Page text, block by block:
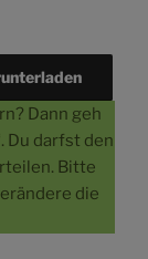
Dann geh
Du darfst den
Bitte
die